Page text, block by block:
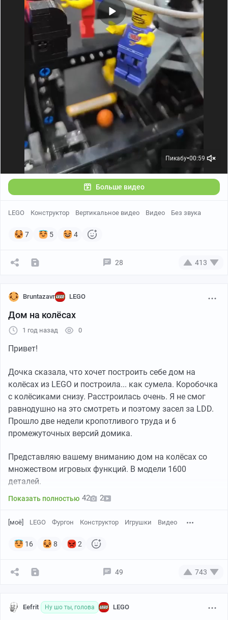
Пикабу●00:59
Больше видео
LEGO Конструктор Вертикальное видео Видео Без звука
7 5 4
28 413
Bruntazavr LEGO
Дом на колёсах
1 год назад 0
Привет!
Дочка сказала, что хочет построить себе дом на
колёсах из LEGO и построила... как сумела. Коробочка
с колёсиками снизу. Расстроилась очень. Я не смог
равнодушно на это смотреть и поэтому засел за LDD.
Прошло две недели кропотливого труда и 6
промежуточных версий домика.
Представляю вашему вниманию дом на колёсах со
множеством игровых функций. В модели 1600
деталей.
Показать полностью 42 2
[моё] LEGO Фургон Конструктор Игрушки Видео
16 8 2
49 743
Eefrit Ну шо ты, голова LEGO